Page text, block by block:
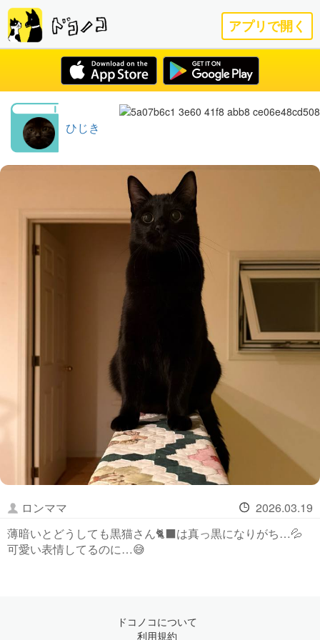
アプリで開く
ひじき
ロンママ
2026.03.19
薄暗いとどうしても黒猫さん🐈‍⬛は真っ黒になりがち…💦
可愛い表情してるのに…😅
ドコノコについて
利用規約